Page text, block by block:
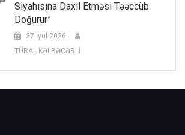
Siyahısına Daxil Etməsi Təəccüb
Doğurur”
27 İyul 2026
TURAL KƏLBƏCƏRLİ